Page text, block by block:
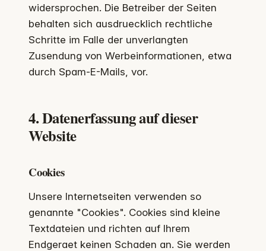
widersprochen. Die Betreiber der Seiten
behalten sich ausdruecklich rechtliche
Schritte im Falle der unverlangten
Zusendung von Werbeinformationen, etwa
durch Spam-E-Mails, vor.
4. Datenerfassung auf dieser
Website
Cookies
Unsere Internetseiten verwenden so
genannte "Cookies". Cookies sind kleine
Textdateien und richten auf Ihrem
Endgeraet keinen Schaden an. Sie werden